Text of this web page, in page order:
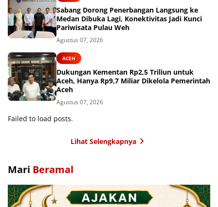
Sabang Dorong Penerbangan Langsung ke
Medan Dibuka Lagi, Konektivitas Jadi Kunci
Pariwisata Pulau Weh
Agustus 07, 2026
ACEH
Dukungan Kementan Rp2,5 Triliun untuk
Aceh, Hanya Rp9,7 Miliar Dikelola Pemerintah
Aceh
Agustus 07, 2026
Failed to load posts.
Lihat Selengkapnya
Mari Beramal